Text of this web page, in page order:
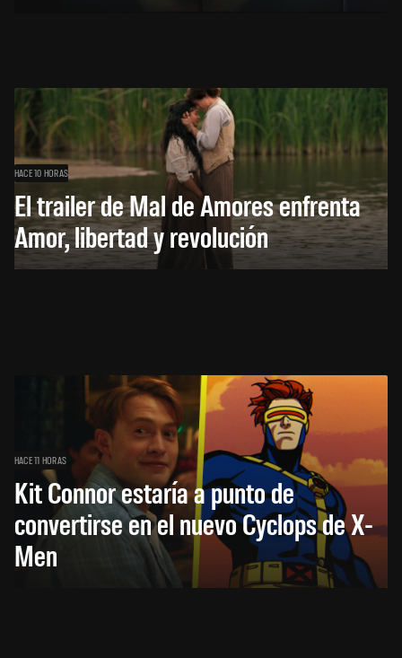
HACE 10 HORAS
El trailer de Mal de Amores enfrenta
Amor, libertad y revolución
HACE 11 HORAS
Kit Connor estaría a punto de
convertirse en el nuevo Cyclops de X-
Men